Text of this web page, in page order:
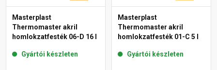
Masterplast
Thermomaster akril
homlokzatfesték 06-D 16 l
Gyártói készleten
Masterplast
Thermomaster akril
homlokzatfesték 01-C 5 l
Gyártói készleten